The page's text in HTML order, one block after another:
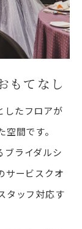
もてなし
したフロアが
間です。
ブライダルシ
サービスクオ
タッフ対応す